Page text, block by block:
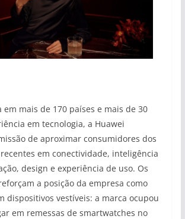
em mais de 170 países e mais de 30
em tecnologia, a Huawei
de aproximar consumidores dos
em conectividade, inteligência
design e experiência de uso. Os
a posição da empresa como
dispositivos vestíveis: a marca ocupou
em remessas de smartwatches no